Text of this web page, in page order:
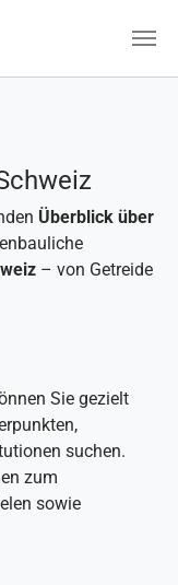
Überblick über
– von Getreide
Sie gezielt
suchen.
zum
sowie